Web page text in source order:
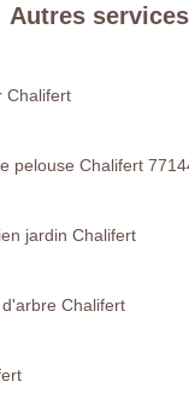
Autres services
Chalifert
pelouse Chalifert
jardin Chalifert
Chalifert